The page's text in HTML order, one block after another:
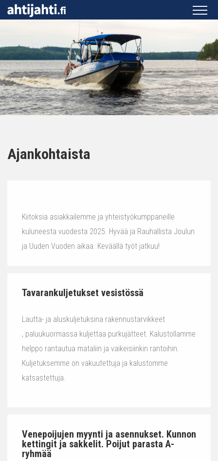
Ajankohtaista
Kiitoksia asiakkailemme ja yhteistyökumppaneille
kuluneesta vuodesta 2025. Hyvää ja Rauhallista Joulun
ja Uuden Vuoden aikaa. Keväällä työt jatkuu!
Tavarankuljetukset vesistössä
Lautta- ja aluskuljetuksina rakennustarvikkeet
, paluukuormassa kuljettaa purkujätteet. Kalustollamme
helppo rantautua mataliin ja vaikeisiinkin rantoihin.
Kuljetuksemme on vakuutettuja ja kalustomme
katsastettuja.
Venepoijujen myynti ja asennukset. Kunnon
kettingit ja sakkelit. Poijut parasta A-
ryhmää